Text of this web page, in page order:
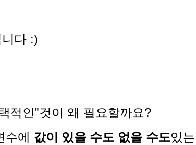
다 :)
적인"것이 왜 필요할까요?
수에 값이 있을 수도 없을 수도있